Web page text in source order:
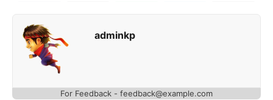
adminkp
For Feedback - feedback@example.com